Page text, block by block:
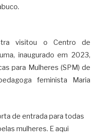
visitou o Centro de
inaugurado em 2023,
para Mulheres (SPM) de
feminista Maria
de entrada para todas
mulheres. E aqui